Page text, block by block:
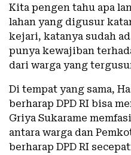
Kita pengen tahu apa
lahan yang digusur
kejari, katanya sudah
punya kewajiban
dari warga yang
Di tempat yang sama,
berharap DPD RI bisa
Griya Sukarame
antara warga dan
berharap DPD RI